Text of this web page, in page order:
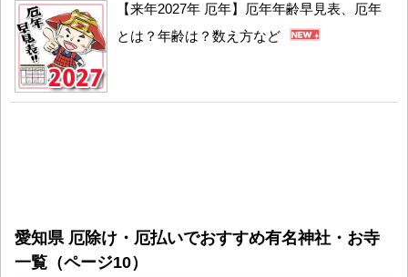
【来年2027年 厄年】厄年年齢早見表、厄年
とは？年齢は？数え方など
愛知県 厄除け・厄払いでおすすめ有名神社・お寺
一覧（ページ10）